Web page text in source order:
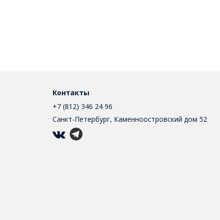
Контакты
+7 (812) 346 24 96
Санкт-Петербург, Каменноостровский дом 52